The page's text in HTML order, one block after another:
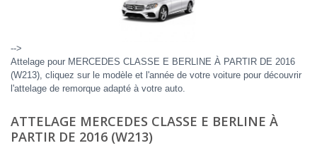
-->
Attelage pour MERCEDES CLASSE E BERLINE À PARTIR DE 2016
(W213), cliquez sur le modèle et l'année de votre voiture pour découvrir
l'attelage de remorque adapté à votre auto.
ATTELAGE MERCEDES CLASSE E BERLINE À
PARTIR DE 2016 (W213)